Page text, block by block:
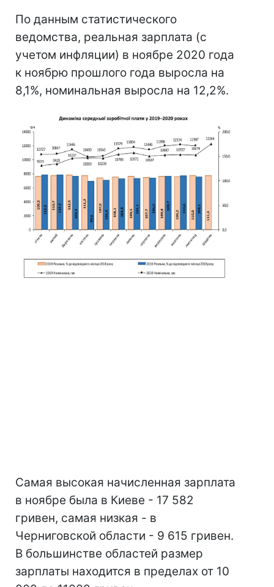
По данным статистического
ведомства, реальная зарплата (с
учетом инфляции) в ноябре 2020 года
к ноябрю прошлого года выросла на
8,1%, номинальная выросла на 12,2%.
Самая высокая начисленная зарплата
в ноябре была в Киеве - 17 582
гривен, самая низкая - в
Черниговской области - 9 615 гривен.
В большинстве областей размер
зарплаты находится в пределах от 10